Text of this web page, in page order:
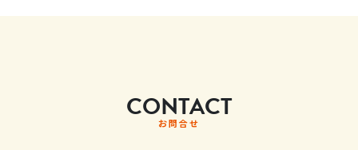
CONTACT
お問合せ